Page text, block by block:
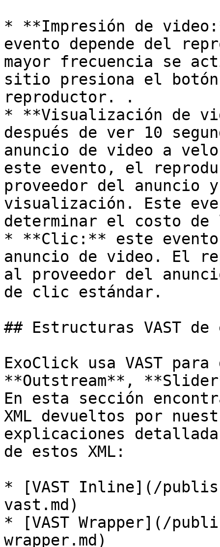
* **Impresión de
evento depende del
mayor frecuencia se
sitio presiona el
reproductor. .
* **Visualización de
después de ver 10
anuncio de video a
este evento, el
proveedor del anuncio
visualización. Este
determinar el costo de
* **Clic:** este
anuncio de video. El
al proveedor del
de clic estándar.
## Estructuras VAST de
ExoClick usa VAST
**Outstream**,
En esta sección
XML devueltos por
explicaciones
de estos XML:
* [VAST Inline](/
vast.md)
* [VAST Wrapper](/
wrapper.md)